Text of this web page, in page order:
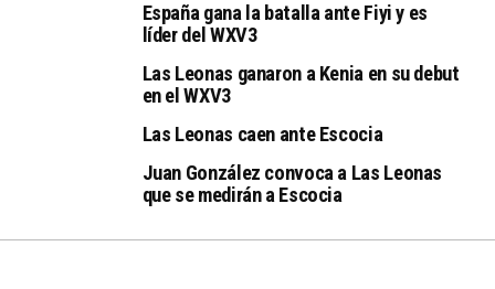
España gana la batalla ante Fiyi y es
líder del WXV3
Las Leonas ganaron a Kenia en su debut
en el WXV3
Las Leonas caen ante Escocia
Juan González convoca a Las Leonas
que se medirán a Escocia